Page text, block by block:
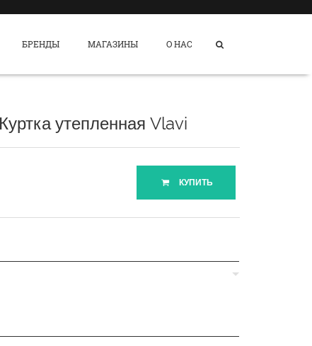
БРЕНДЫ МАГАЗИНЫ О НАС
утепленная Vlavi
КУПИТЬ